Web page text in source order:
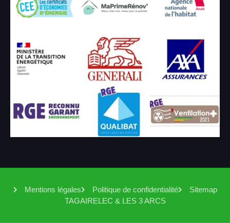
Mentions légales Politique de confidentialité
Sitemap
TAGAIRELEC & LES 3 ARCS